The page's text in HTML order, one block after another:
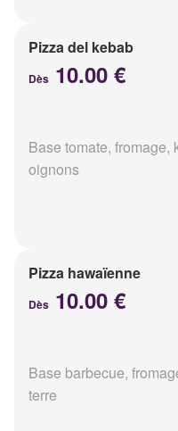
Pizza del kebab
Dès 10.00 €
Base tomate, fromage,
oignons
Pizza hawaïenne
Dès 10.00 €
Base barbecue,
terre